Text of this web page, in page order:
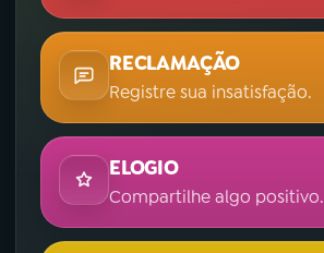
RECLAMAÇÃO
Registre sua insatisfação.
ELOGIO
Compartilhe algo positivo.